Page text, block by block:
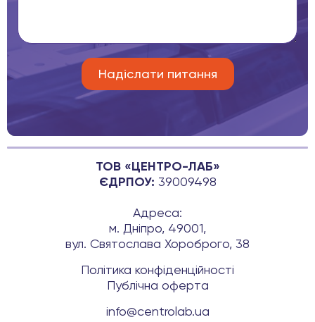
ТОВ «ЦЕНТРО-ЛАБ»
ЄДРПОУ: 39009498
Адреса:
м. Дніпро, 49001,
вул. Святослава Хороброго, 38
Політика конфіденційності
Публічна оферта
info@centrolab.ua